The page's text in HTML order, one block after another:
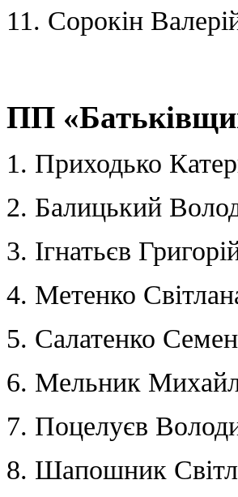
11. Сорокін
ПП
1. Приходько
2. Балицький
3. Ігнатьєв
4. Метенко
5. Салатенко Семен
6. Мельник
7. Поцелуєв
8. Шапошник